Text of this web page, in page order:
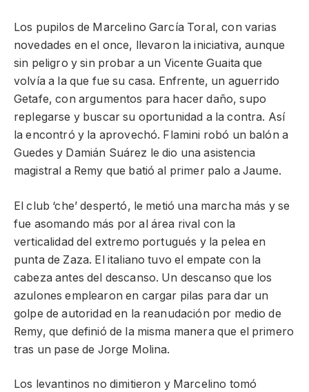
Los pupilos de Marcelino García Toral, con varias
novedades en el once, llevaron la iniciativa, aunque
sin peligro y sin probar a un Vicente Guaita que
volvía a la que fue su casa. Enfrente, un aguerrido
Getafe, con argumentos para hacer daño, supo
replegarse y buscar su oportunidad a la contra. Así
la encontró y la aprovechó. Flamini robó un balón a
Guedes y Damián Suárez le dio una asistencia
magistral a Remy que batió al primer palo a Jaume.
El club ‘che’ despertó, le metió una marcha más y se
fue asomando más por al área rival con la
verticalidad del extremo portugués y la pelea en
punta de Zaza. El italiano tuvo el empate con la
cabeza antes del descanso. Un descanso que los
azulones emplearon en cargar pilas para dar un
golpe de autoridad en la reanudación por medio de
Remy, que definió de la misma manera que el primero
tras un pase de Jorge Molina.
Los levantinos no dimitieron y Marcelino tomó